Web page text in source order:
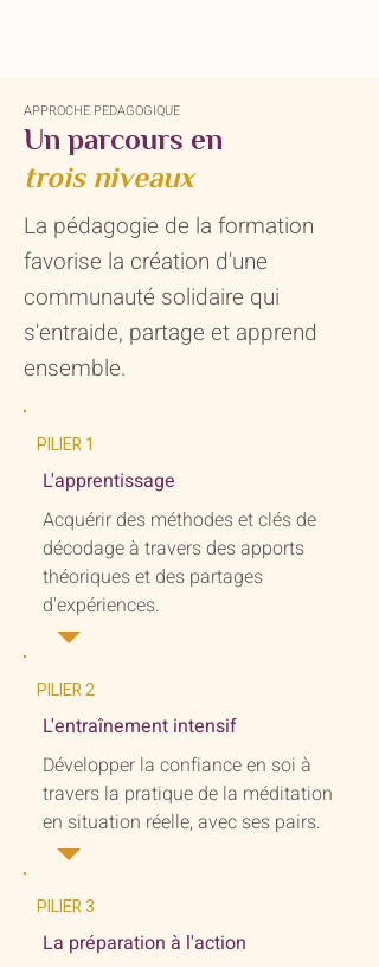
APPROCHE PEDAGOGIQUE
Un parcours en
trois niveaux
La pédagogie de la formation
favorise la création d'une
communauté solidaire qui
s'entraide, partage et apprend
ensemble.
PILIER 1
L'apprentissage
Acquérir des méthodes et clés de
décodage à travers des apports
théoriques et des partages
d'expériences.
PILIER 2
L'entraînement intensif
Développer la confiance en soi à
travers la pratique de la méditation
en situation réelle, avec ses pairs.
PILIER 3
La préparation à l'action